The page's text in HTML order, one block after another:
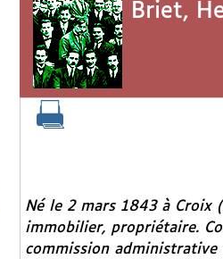
Briet,
Né le 2 mars 1843 à Croix
immobilier, propriétaire.
commission administrative